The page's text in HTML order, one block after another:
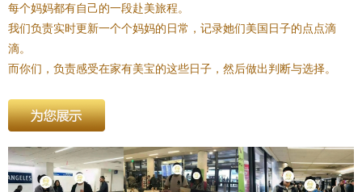
每个妈妈都有自己的一段赴美旅程。
我们负责实时更新一个个妈妈的日常，记录她们美国日子的点点滴
滴。
而你们，负责感受在家有美宝的这些日子，然后做出判断与选择。